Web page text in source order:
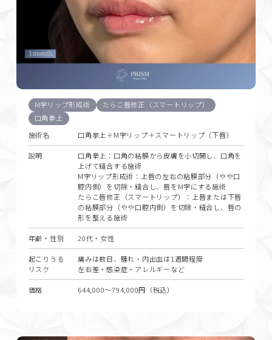
M字リップ形成術
たらこ唇修正（スマートリップ）
口角拳上
施術名
口角挙上＋M字リップ＋スマートリップ（下唇）
説明
口角拳上：口角の粘膜から皮膚を小切開し、口角を
上げて縫合する施術
M字リップ形成術：上唇の左右の粘膜部分（やや口
腔内側）を切除・縫合し、唇をM字にする施術
たらこ唇修正（スマートリップ）：上唇または下唇
の粘膜部分（やや口腔内側）を切除・縫合し、唇の
形を整える施術
年齢・性別 20代・女性
起こりうる
リスク
痛みは数日、腫れ・内出血は1週間程度
左右差・感染症・アレルギーなど
価格 644,000〜794,000円（税込）